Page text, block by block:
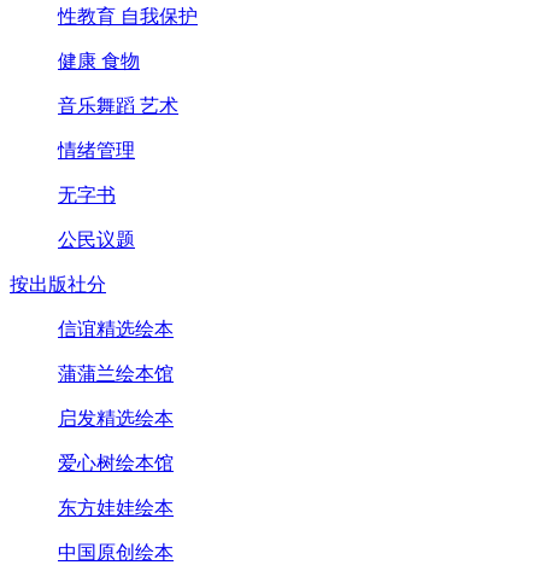
性教育 自我保护
健康 食物
音乐舞蹈 艺术
情绪管理
无字书
公民议题
按出版社分
信谊精选绘本
蒲蒲兰绘本馆
启发精选绘本
爱心树绘本馆
东方娃娃绘本
中国原创绘本